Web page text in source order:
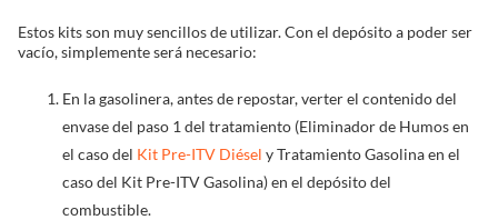
Estos kits son muy sencillos de utilizar. Con el depósito a poder ser
vacío, simplemente será necesario:
En la gasolinera, antes de repostar, verter el contenido del
envase del paso 1 del tratamiento (Eliminador de Humos en
el caso del Kit Pre-ITV Diésel y Tratamiento Gasolina en el
caso del Kit Pre-ITV Gasolina) en el depósito del
combustible.